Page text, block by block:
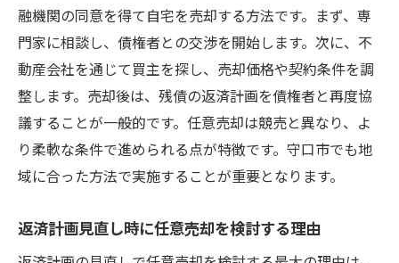
融機関の同意を得て自宅を売却する方法です。まず、専
門家に相談し、債権者との交渉を開始します。次に、不
動産会社を通じて買主を探し、売却価格や契約条件を調
整します。売却後は、残債の返済計画を債権者と再度協
議することが一般的です。任意売却は競売と異なり、よ
り柔軟な条件で進められる点が特徴です。守口市でも地
域に合った方法で実施することが重要となります。
返済計画見直し時に任意売却を検討する理由